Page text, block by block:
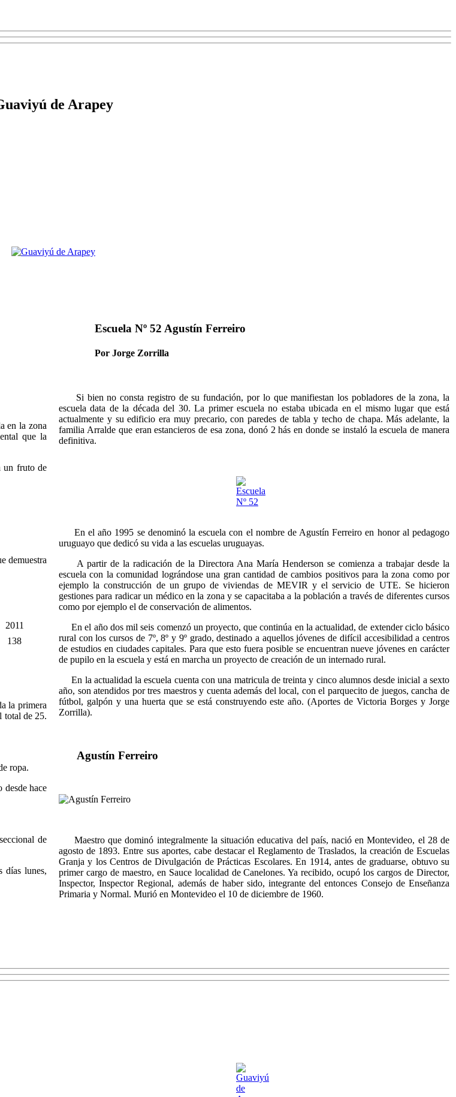
de Arapey
en la zona
que la
un fruto de
demuestra
2011
138
la primera
total de 25.
ropa.
hace
de
días lunes,
Escuela Nº 52 Agustín Ferreiro
Por Jorge Zorrilla
Si bien no consta registro de su fundación, por lo que manifiestan los pobladores de la zona, la
escuela data de la década del 30. La primer escuela no estaba ubicada en el mismo lugar que está
actualmente y su edificio era muy precario, con paredes de tabla y techo de chapa. Más adelante, la
familia Arralde que eran estancieros de esa zona, donó 2 hás en donde se instaló la escuela de manera
definitiva.
En el año 1995 se denominó la escuela con el nombre de Agustín Ferreiro en honor al pedagogo
uruguayo que dedicó su vida a las escuelas uruguayas.
A partir de la radicación de la Directora Ana María Henderson se comienza a trabajar desde la
escuela con la comunidad lográndose una gran cantidad de cambios positivos para la zona como por
ejemplo la construcción de un grupo de viviendas de MEVIR y el servicio de UTE. Se hicieron
gestiones para radicar un médico en la zona y se capacitaba a la población a través de diferentes cursos
como por ejemplo el de conservación de alimentos.
En el año dos mil seis comenzó un proyecto, que continúa en la actualidad, de extender ciclo básico
rural con los cursos de 7º, 8º y 9º grado, destinado a aquellos jóvenes de difícil accesibilidad a centros
de estudios en ciudades capitales. Para que esto fuera posible se encuentran nueve jóvenes en carácter
de pupilo en la escuela y está en marcha un proyecto de creación de un internado rural.
En la actualidad la escuela cuenta con una matricula de treinta y cinco alumnos desde inicial a sexto
año, son atendidos por tres maestros y cuenta además del local, con el parquecito de juegos, cancha de
fútbol, galpón y una huerta que se está construyendo este año. (Aportes de Victoria Borges y Jorge
Zorrilla).
Agustín Ferreiro
Maestro que dominó integralmente la situación educativa del país, nació en Montevideo, el 28 de
agosto de 1893. Entre sus aportes, cabe destacar el Reglamento de Traslados, la creación de Escuelas
Granja y los Centros de Divulgación de Prácticas Escolares. En 1914, antes de graduarse, obtuvo su
primer cargo de maestro, en Sauce localidad de Canelones. Ya recibido, ocupó los cargos de Director,
Inspector, Inspector Regional, además de haber sido, integrante del entonces Consejo de Enseñanza
Primaria y Normal. Murió en Montevideo el 10 de diciembre de 1960.